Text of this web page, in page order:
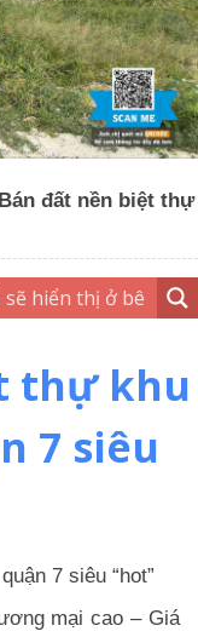
Bán đất nền biệt thự
thự khu
7 siêu
7 siêu “hot”
mại cao – Giá